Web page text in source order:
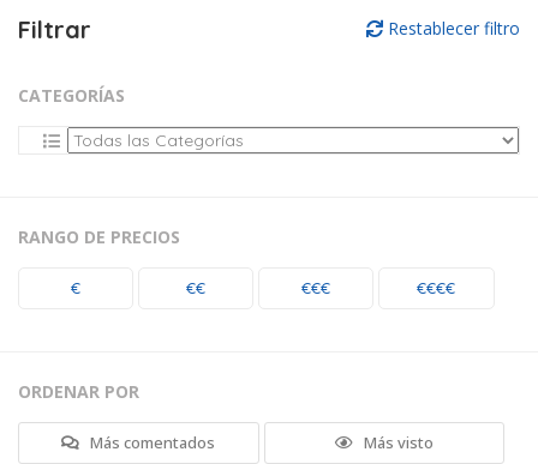
Filtrar Restablecer filtro
CATEGORÍAS
RANGO DE PRECIOS
€ €€ €€€ €€€€
ORDENAR POR
Más comentados Más visto